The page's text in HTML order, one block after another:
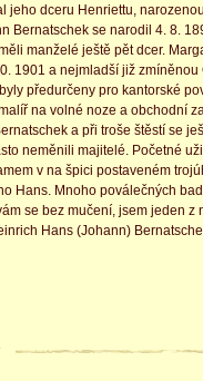
jeho dceru Henriettu,
Bernatschek se narodil 4. 8.
manželé ještě pět dcer.
1901 a nejmladší již zmíněnou
předurčeny pro kantorské
na volné noze a obchodní
a při troše štěstí se
neměnili majitelé. Početné
v na špici postaveném
Hans. Mnoho poválečných
se bez mučení, jsem jeden z
Hans (Johann)